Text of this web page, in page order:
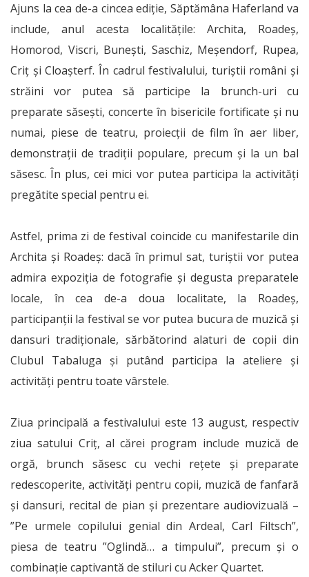
Ajuns la cea de-a cincea ediție, Săptămâna Haferland va
include, anul acesta localitățile: Archita, Roadeș,
Homorod, Viscri, Bunești, Saschiz, Meșendorf, Rupea,
Criț și Cloașterf. În cadrul festivalului, turiștii români și
străini vor putea să participe la brunch-uri cu
preparate săsești, concerte în bisericile fortificate și nu
numai, piese de teatru, proiecții de film în aer liber,
demonstrații de tradiții populare, precum și la un bal
săsesc. În plus, cei mici vor putea participa la activități
pregătite special pentru ei.
Astfel, prima zi de festival coincide cu manifestarile din
Archita și Roadeș: dacă în primul sat, turiștii vor putea
admira expoziția de fotografie și degusta preparatele
locale, în cea de-a doua localitate, la Roadeș,
participanții la festival se vor putea bucura de muzică și
dansuri tradiționale, sărbătorind alaturi de copii din
Clubul Tabaluga și putând participa la ateliere și
activități pentru toate vârstele.
Ziua principală a festivalului este 13 august, respectiv
ziua satului Criț, al cărei program include muzică de
orgă, brunch săsesc cu vechi rețete și preparate
redescoperite, activități pentru copii, muzică de fanfară
și dansuri, recital de pian și prezentare audiovizuală –
”Pe urmele copilului genial din Ardeal, Carl Filtsch”,
piesa de teatru ”Oglindă… a timpului”, precum și o
combinație captivantă de stiluri cu Acker Quartet.